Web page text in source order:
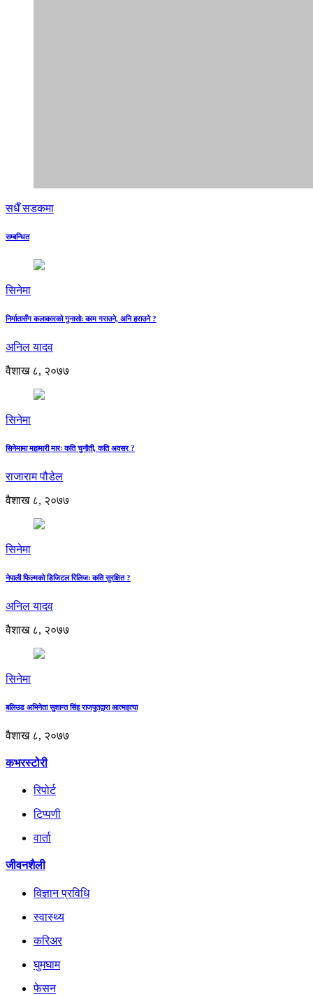
सधैँ सडकमा
सम्बन्धित
सिनेमा
निर्मातासँग कलाकारको गुनासोः काम गराउने, अनि हराउने ?
अनिल यादव
वैशाख ८, २०७७
सिनेमा
सिनेमामा महामारी मारः कति चुनौती, कति अवसर ?
राजाराम पौडेल
वैशाख ८, २०७७
सिनेमा
नेपाली फिल्मको डिजिटल रिलिजः कति सुरक्षित ?
अनिल यादव
वैशाख ८, २०७७
सिनेमा
बलिउड अभिनेता सुशान्त सिंह राजपुतद्वारा आत्महत्या
वैशाख ८, २०७७
कभरस्टोरी
रिपोर्ट
टिप्पणी
वार्ता
जीवनशैली
विज्ञान प्रविधि
स्वास्थ्य
करिअर
घुमघाम
फेसन